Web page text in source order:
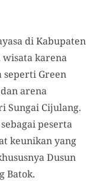
di Kabupaten
wisata karena
seperti Green
arena
Sungai Cijulang.
peserta
keunikan yang
Dusun
Batok.